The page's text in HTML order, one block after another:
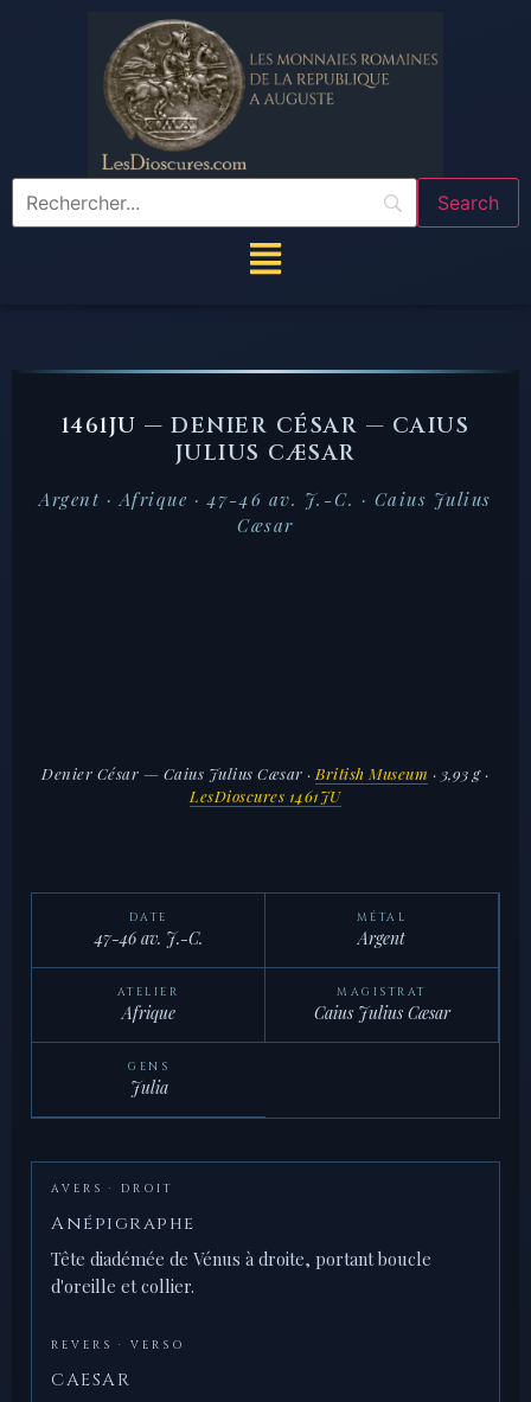
1461JU —DENIER CÉSAR — CAIUS
JULIUS CÆSAR
Argent · Afrique · 47-46 av. J.-C. · Caius Julius
Cæsar
Denier César — Caius Julius Cæsar · British Museum · 3,93 g ·
LesDioscures 1461JU
DATE
47-46 av. J.-C.
MÉTAL
Argent
ATELIER
Afrique
MAGISTRAT
Caius Julius Cæsar
GENS
Julia
AVERS · DROIT
Anépigraphe
Tête diadémée de Vénus à droite, portant boucle
d'oreille et collier.
REVERS · VERSO
CAESAR